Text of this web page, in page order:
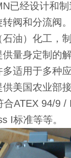
已经设计和
阀和分流阀
油）化工，
量身定制的
适用于多种
美国农业部
合ATEX 94/9 /
I标准等等。